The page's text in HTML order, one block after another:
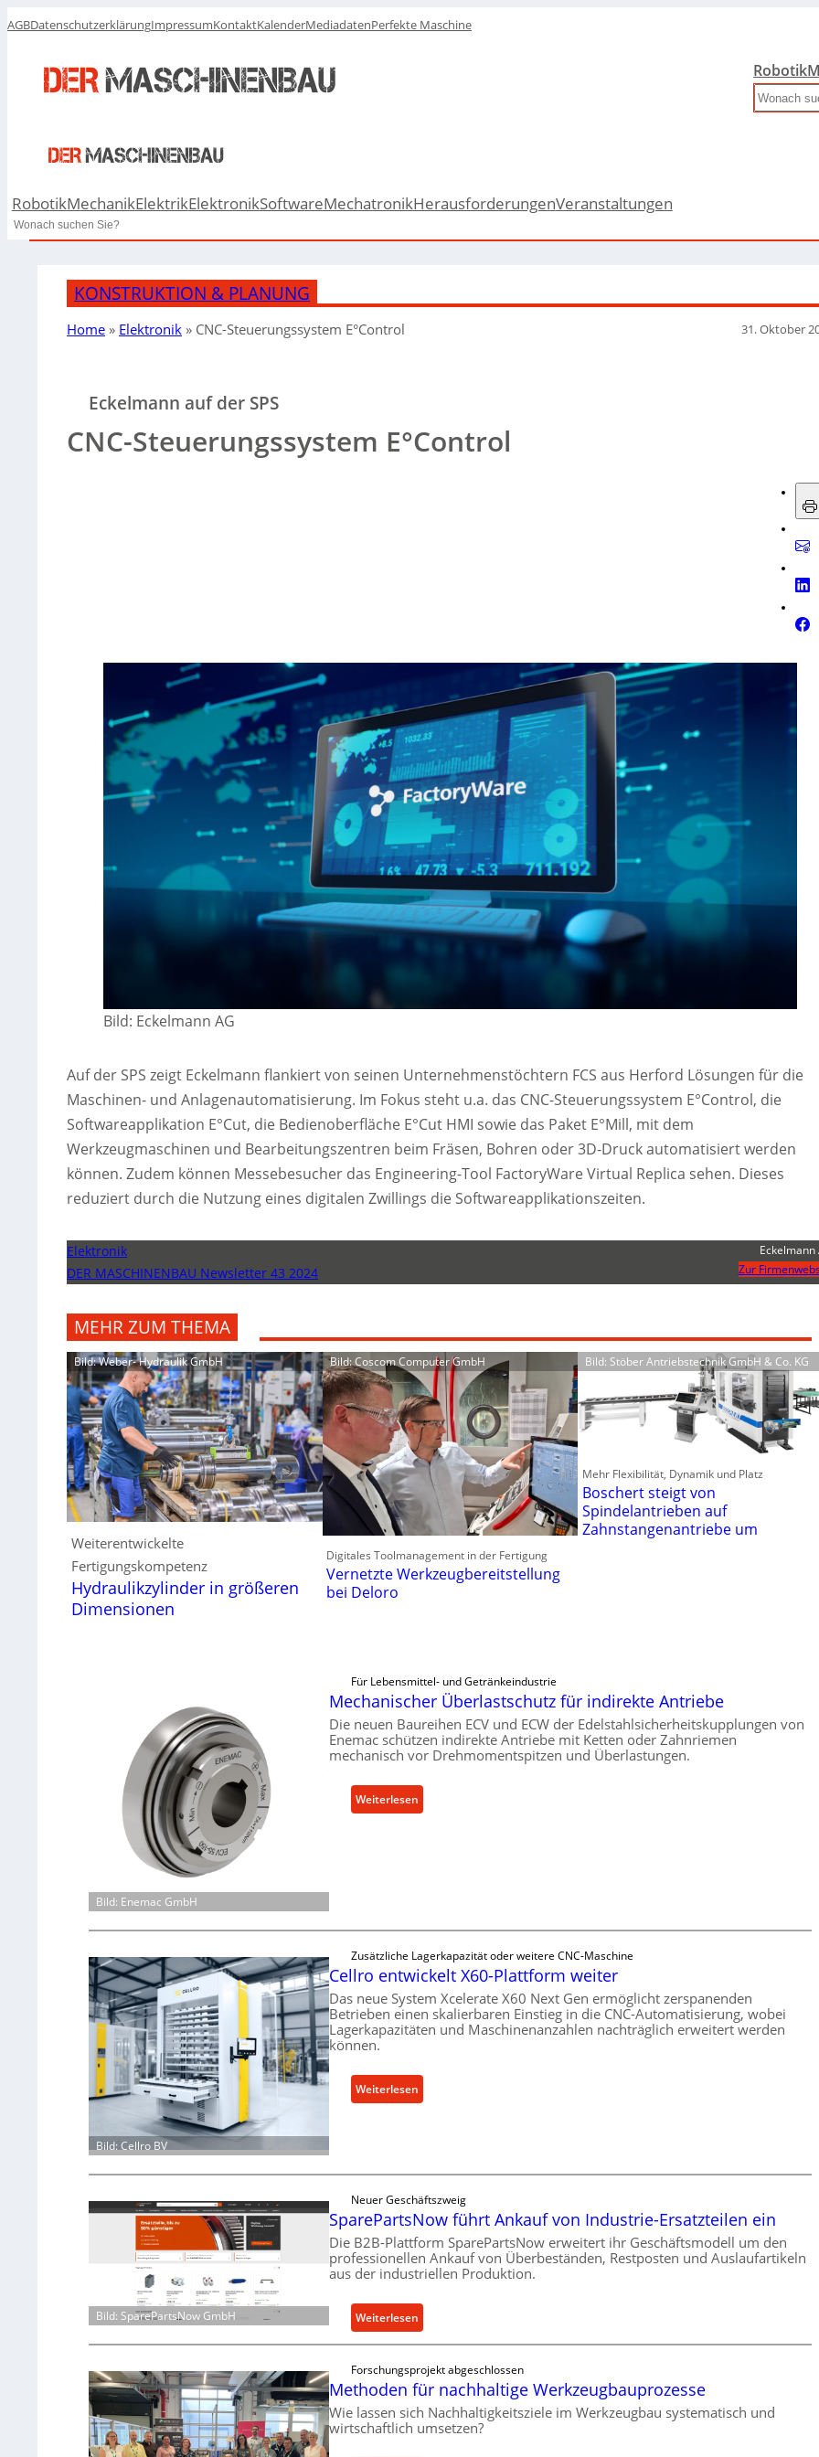
AGBDatenschutzerklärungImpressumKontaktKalenderMediadatenPerfekte Maschine
Robotik
Search
RobotikMechanikElektrikElektronikSoftwareMechatronikHerausforderungenVeranstaltungen
Search
KONSTRUKTION & PLANUNG
Home » Elektronik » CNC-Steuerungssystem E°Control 31. Oktober
Eckelmann auf der SPS
CNC-Steuerungssystem E°Control
Bild: Eckelmann AG
Auf der SPS zeigt Eckelmann flankiert von seinen Unternehmenstöchtern FCS aus Herford Lösungen für die
Maschinen- und Anlagenautomatisierung. Im Fokus steht u.a. das CNC-Steuerungssystem E°Control, die
Softwareapplikation E°Cut, die Bedienoberfläche E°Cut HMI sowie das Paket E°Mill, mit dem
Werkzeugmaschinen und Bearbeitungszentren beim Fräsen, Bohren oder 3D-Druck automatisiert werden
können. Zudem können Messebesucher das Engineering-Tool FactoryWare Virtual Replica sehen. Dieses
reduziert durch die Nutzung eines digitalen Zwillings die Softwareapplikationszeiten.
Elektronik
DER MASCHINENBAU Newsletter 43 2024
Eckelmann
Zur
MEHR ZUM THEMA
Bild: Weber- Hydraulik GmbH
Weiterentwickelte
Fertigungskompetenz
Hydraulikzylinder in größeren
Dimensionen
Bild: Coscom Computer GmbH
Digitales Toolmanagement in der Fertigung
Vernetzte Werkzeugbereitstellung
bei Deloro
Bild: Stöber Antriebstechnik GmbH & Co. KG
Mehr Flexibilität, Dynamik und Platz
Boschert steigt von
Spindelantrieben auf
Zahnstangenantriebe um
Bild: Enemac GmbH
Für Lebensmittel- und Getränkeindustrie
Mechanischer Überlastschutz für indirekte Antriebe
Die neuen Baureihen ECV und ECW der Edelstahlsicherheitskupplungen von
Enemac schützen indirekte Antriebe mit Ketten oder Zahnriemen
mechanisch vor Drehmomentspitzen und Überlastungen.
Weiterlesen
M
i
s
c
e
r
r
s
c
h
u
t
ü
i
n
d
i
Bild: Cellro BV
Zusätzliche Lagerkapazität oder weitere CNC-Maschine
Cellro entwickelt X60-Plattform weiter
Das neue System Xcelerate X60 Next Gen ermöglicht zerspanenden
Betrieben einen skalierbaren Einstieg in die CNC-Automatisierung, wobei
Lagerkapazitäten und Maschinenanzahlen nachträglich erweitert werden
können.
Weiterlesen
C
o
e
n
t
w
i
l
t
X
6
Bild: SparePartsNow GmbH
Neuer Geschäftszweig
SparePartsNow führt Ankauf von Industrie-Ersatzteilen ein
Die B2B-Plattform SparePartsNow erweitert ihr Geschäftsmodell um den
professionellen Ankauf von Überbeständen, Restposten und Auslaufartikeln
aus der industriellen Produktion.
Weiterlesen
S
a
r
e
P
Forschungsprojekt abgeschlossen
Methoden für nachhaltige Werkzeugbauprozesse
Wie lassen sich Nachhaltigkeitsziele im Werkzeugbau systematisch und
wirtschaftlich umsetzen?